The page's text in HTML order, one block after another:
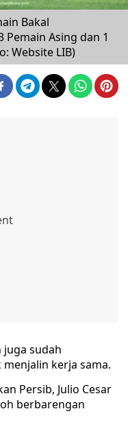
Bakal
Asing dan 1
Website LIB)
juga sudah
kerja sama.
Persib, Julio Cesar
berbarengan